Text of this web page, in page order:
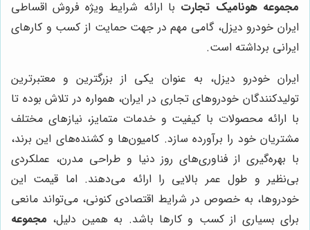
مجموعه هونامیک تجارت با ارائه شرایط ویژه فروش اقساطی
ایران خودرو دیزل، گامی مهم در جهت حمایت از کسب و کارهای
ایرانی برداشته است.
ایران خودرو دیزل، به عنوان یکی از بزرگترین و معتبرترین
تولیدکنندگان خودروهای تجاری در ایران، همواره در تلاش بوده تا
با ارائه محصولات با کیفیت و خدمات متمایز، نیازهای مختلف
مشتریان خود را برآورده سازد. کامیون‌ها و کشنده‌های این برند،
با بهره‌گیری از فناوری‌های روز دنیا و طراحی مدرن، عملکردی
بی‌نظیر و طول عمر بالایی را ارائه می‌دهند. اما قیمت این
خودروها، به خصوص در شرایط اقتصادی کنونی، می‌تواند مانعی
برای بسیاری از کسب و کارها باشد. به همین دلیل، مجموعه